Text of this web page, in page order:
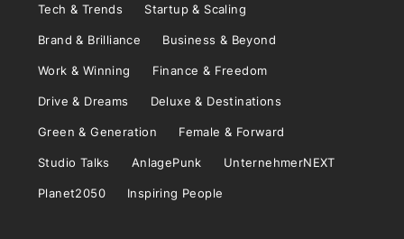
Tech & Trends Startup & Scaling
Brand & Brilliance Business & Beyond
Work & Winning Finance & Freedom
Drive & Dreams Deluxe & Destinations
Green & Generation Female & Forward
Studio Talks AnlagePunk UnternehmerNEXT
Planet2050 Inspiring People